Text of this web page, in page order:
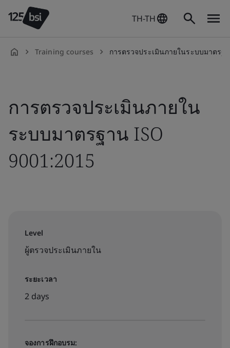
TH-TH
Training courses การตรวจประเมินภายในระบบมาตรฐ
การตรวจประเมินภายใน
ระบบมาตรฐาน ISO
9001:2015
Level
ผู้ตรวจประเมินภายใน
ระยะเวลา
2 days
จองการฝึกอบรม: